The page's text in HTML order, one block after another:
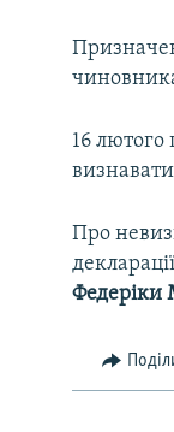
16
Про
Федеріки